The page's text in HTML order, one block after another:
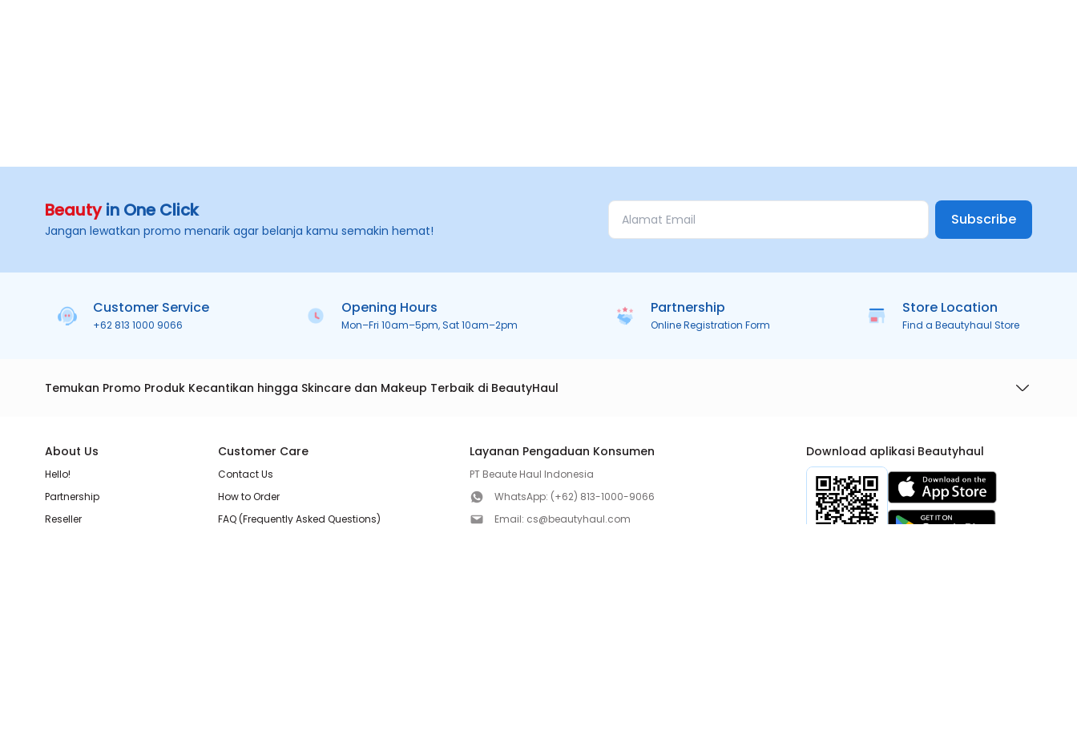
Beautyin One Click
Jangan lewatkan promo menarik agar belanja kamu semakin hemat!
Subscribe
Customer Service
+62 813 1000 9066
Opening Hours
Mon–Fri 10am–5pm, Sat 10am–2pm
Partnership
Online Registration Form
Store Location
Find a Beautyhaul Store
Temukan Promo Produk Kecantikan hingga Skincare dan Makeup Terbaik di BeautyHaul
About Us
Hello!
Partnership
Reseller
Customer Care
Contact Us
How to Order
FAQ (Frequently Asked Questions)
Layanan Pengaduan Konsumen
PT Beaute Haul Indonesia
WhatsApp: (+62) 813-1000-9066
Email: cs@beautyhaul.com
Download aplikasi Beautyhaul